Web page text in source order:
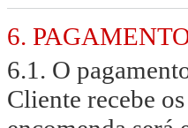
6.
6.1. O
Cliente recebe